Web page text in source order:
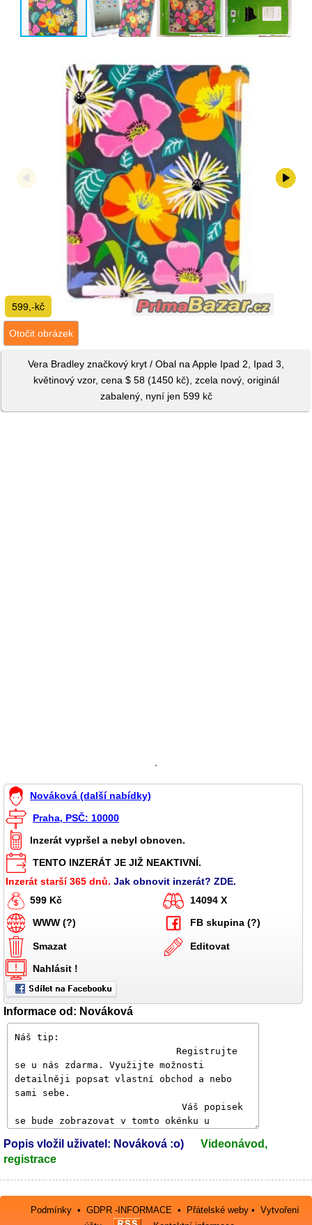
599,-kč
Otočit obrázek
Vera Bradley značkový kryt / Obal na Apple Ipad 2, Ipad 3,
květinový vzor, cena $ 58 (1450 kč), zcela nový, originál
zabalený, nyní jen 599 kč
`
Nováková (další nabídky)
Praha, PSČ: 10000
Inzerát vypršel a nebyl obnoven.
TENTO INZERÁT JE JIŽ NEAKTIVNÍ.
Inzerát starší 365 dnů. Jak obnovit inzerát? ZDE.
599 Kč
14094 X
WWW (?)
FB skupina (?)
Smazat
Editovat
Nahlásit !
Informace od: Nováková
Popis vložil uživatel: Nováková :o)
Videonávod,
registrace
Podmínky •GDPR -INFORMACE • Přátelské weby •Vytvoření